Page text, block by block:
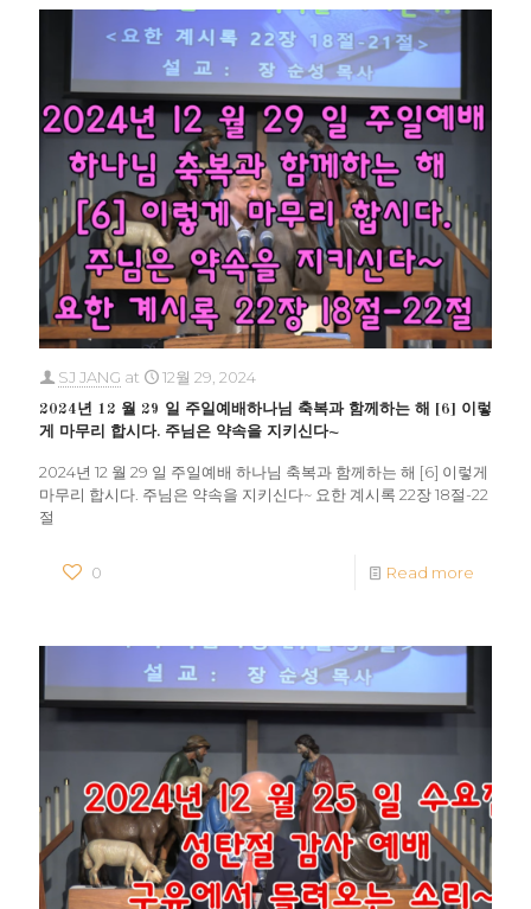
SJ JANG at 12월 29, 2024
2024년 12 월 29 일 주일예배하나님 축복과 함께하는 해 [6] 이렇
게 마무리 합시다. 주님은 약속을 지키신다~
2024년 12 월 29 일 주일예배 하나님 축복과 함께하는 해 [6] 이렇게
마무리 합시다. 주님은 약속을 지키신다~ 요한 계시록 22장 18절-22
절
0 Read more